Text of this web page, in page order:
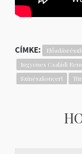
CÍMKE:
Ingyenes Családi
Színészkoncert